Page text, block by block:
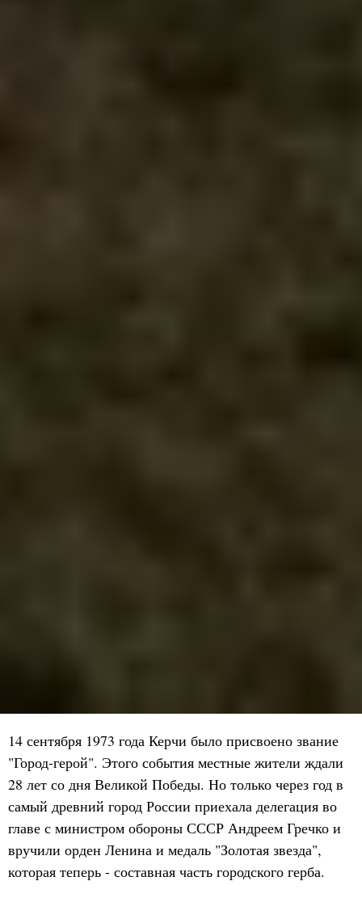
14 сентября 1973 года Керчи было присвоено звание
"Город-герой". Этого события местные жители ждали
28 лет со дня Великой Победы. Но только через год в
самый древний город России приехала делегация во
главе с министром обороны СССР Андреем Гречко и
вручили орден Ленина и медаль "Золотая звезда",
которая теперь - составная часть городского герба.